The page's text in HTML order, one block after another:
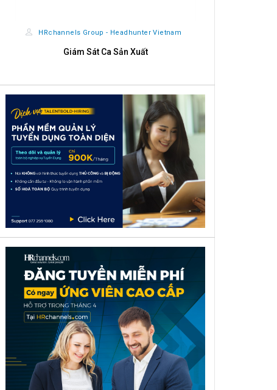
HRchannels Group - Headhunter Vietnam
Giám Sát Ca Sản Xuất